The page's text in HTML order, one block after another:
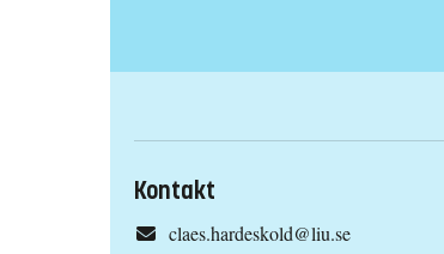
Kontakt
claes.hardeskold@liu.se